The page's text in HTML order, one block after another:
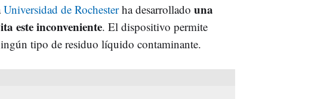
Universidad de Rochesterha desarrollado una
este inconveniente. El dispositivo permite
tipo de residuo líquido contaminante.